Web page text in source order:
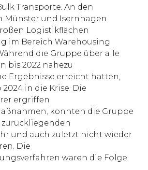
Transporte. An den
Münster und Isernhagen
Logistikflächen
im Bereich Warehousing
die Gruppe über alle
bis 2022 nahezu
Ergebnisse erreicht hatten,
in die Krise. Die
ergriffen
konnten die Gruppe
und auch zuletzt nicht wieder
Die
waren die Folge.